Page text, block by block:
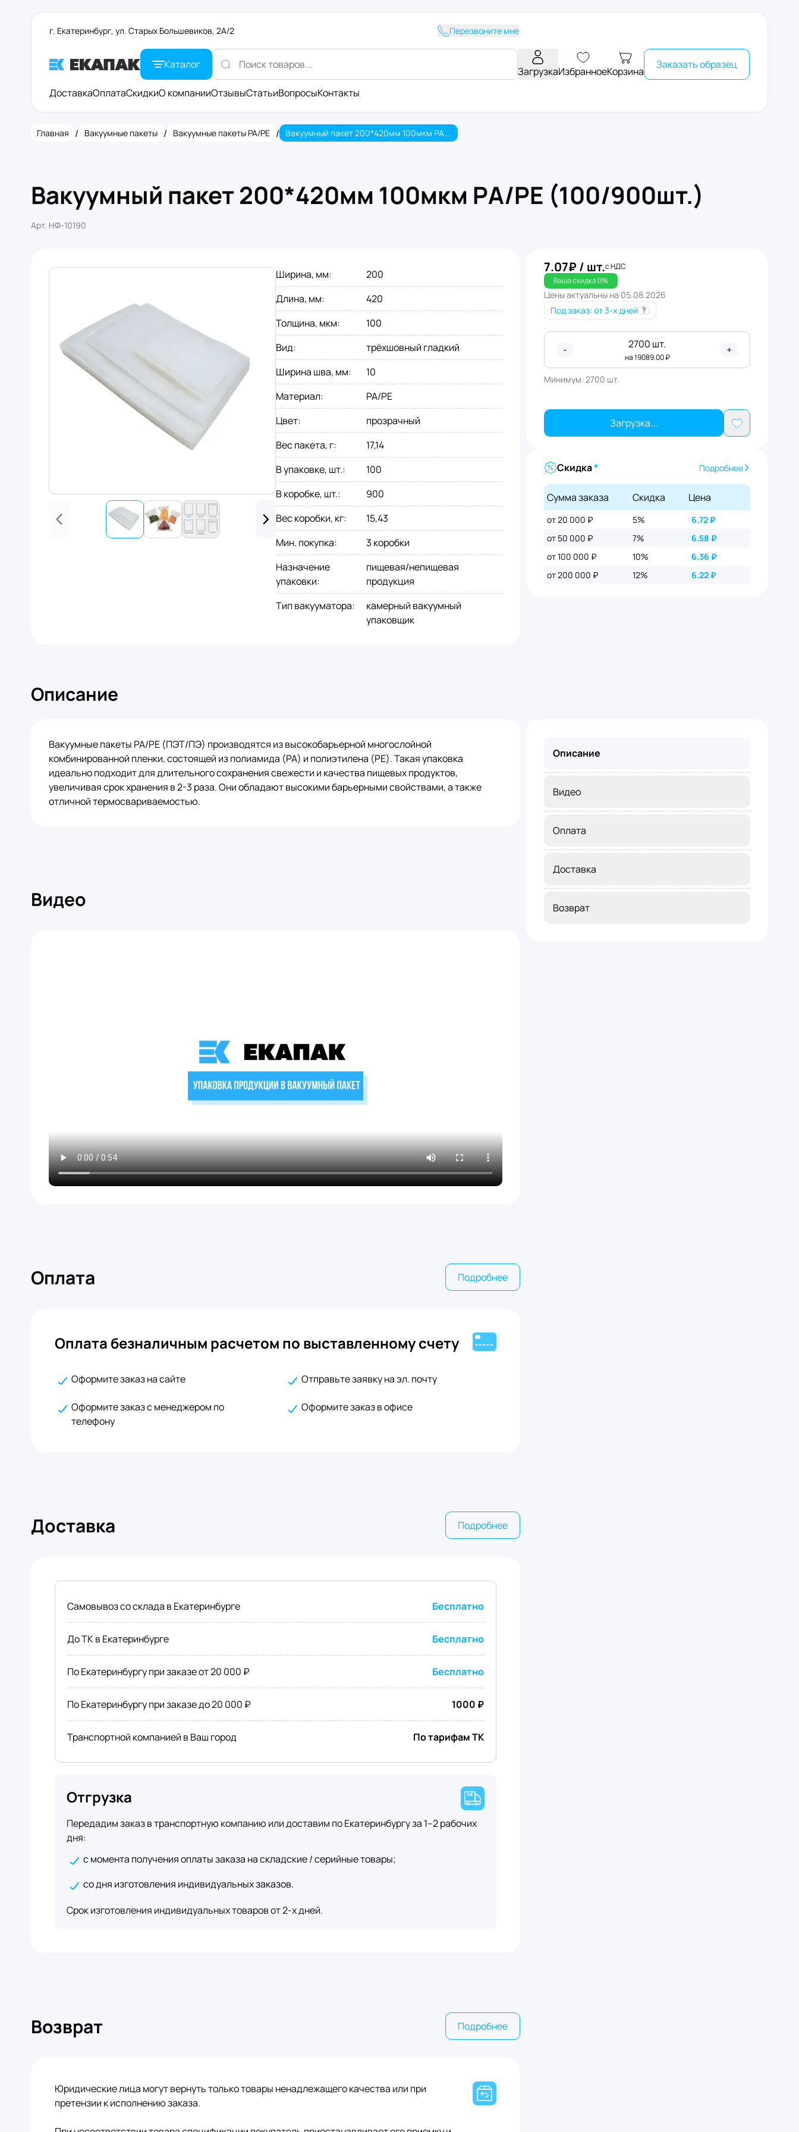
г. Екатеринбург, ул. Старых Большевиков, 2А/2 Перезвоните мне
Каталог
ЗагрузкаИзбранноеКорзина
Заказать образец
ДоставкаОплатаСкидкиО компанииОтзывыСтатьиВопросыКонтакты
Главная / Вакуумные пакеты / Вакуумные пакеты PA/PE / Вакуумный пакет 200*420мм 100мкм PА/PE (100/900шт.)
Вакуумный пакет 200*420мм 100мкм PА/PE (100/900шт.)
Арт. НФ-10190
Ширина, мм:
200
Длина, мм:
420
Толщина, мкм:
100
Вид:
трёхшовный гладкий
Ширина шва, мм:
10
Материал:
PA/PE
Цвет:
прозрачный
Вес пакета, г:
17,14
В упаковке, шт.:
100
В коробке, шт.:
900
Вес коробки, кг:
15,43
Мин. покупка:
3 коробки
Назначение
упаковки:
пищевая/непищевая
продукция
Тип вакууматора:
камерный вакуумный
упаковщик
7.07₽ / шт.с НДС
Ваша скидка0%
Цены актуальны на 05.08.2026
Под заказ: от 3-х дней ?
- 2700 шт.
на19089.00₽
+
Минимум:2700 шт.
Загрузка...
Скидка* Подробнее
Сумма заказа Скидка Цена
от 20 000 ₽ 5% 6.72₽
от 50 000 ₽
7% 6.58 ₽
от 100 000 ₽
10% 6.36 ₽
от 200 000 ₽
12% 6.22₽
Описание
Вакуумные пакеты PA/PE (ПЭТ/ПЭ) производятся из высокобарьерной многослойной
комбинированной пленки, состоящей из полиамида (PA) и полиэтилена (PE). Такая упаковка
идеально подходит для длительного сохранения свежести и качества пищевых продуктов,
увеличивая срок хранения в 2-3 раза. Они обладают высокими барьерными свойствами, а также
отличной термосвариваемостью.
Видео
Оплата Подробнее
Оплата безналичным расчетом по выставленному счету
Оформите заказ на сайте Отправьте заявку на эл. почту
Оформите заказ с менеджером по
телефону
Оформите заказ в офисе
Доставка Подробнее
Самовывоз со склада в Екатеринбурге Бесплатно
До ТК в Екатеринбурге Бесплатно
По Екатеринбургу при заказе от 20 000 ₽ Бесплатно
По Екатеринбургу при заказе до 20 000 ₽ 1000 ₽
Транспортной компанией в Ваш город По тарифам ТК
Отгрузка
Передадим заказ в транспортную компанию или доставим по Екатеринбургу за 1–2 рабочих
дня:
с момента получения оплаты заказа на складские / серийные товары;
со дня изготовления индивидуальных заказов.
Срок изготовления индивидуальных товаров от 2-х дней.
Возврат Подробнее
Юридические лица могут вернуть только товары ненадлежащего качества или при
претензии к исполнению заказа.
Описание
Видео
Оплата
Доставка
Возврат